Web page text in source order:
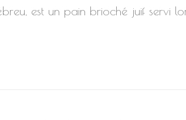
est un pain brioché juif servi